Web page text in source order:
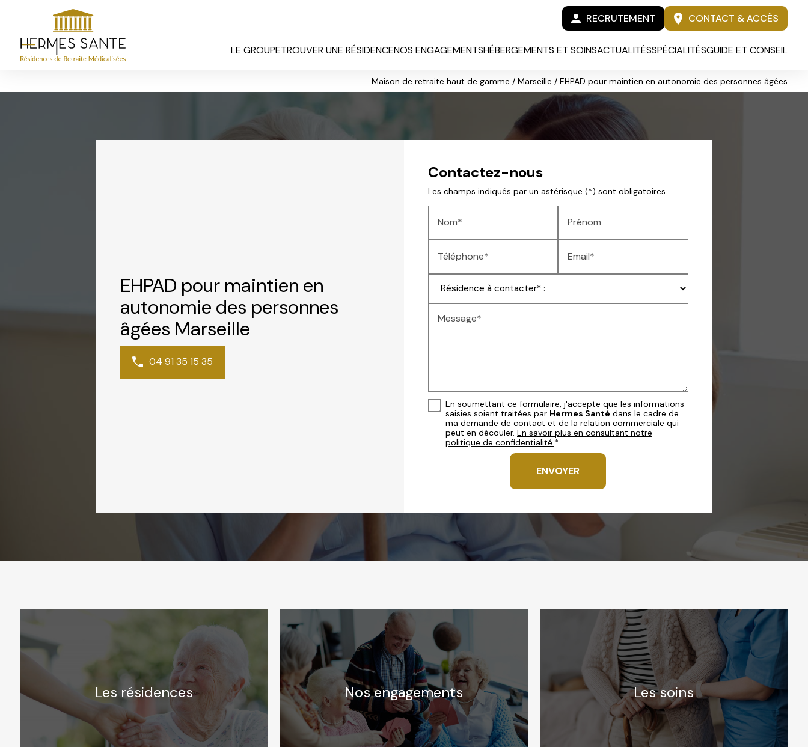
person RECRUTEMENT location_on CONTACT & ACCÈS
LE GROUPETROUVER UNE RÉSIDENCENOS ENGAGEMENTSHÉBERGEMENTS ET SOINSACTUALITÉSSPÉCIALITÉSGUIDE ET CONSEIL
Maison de retraite haut de gamme / Marseille / EHPAD pour maintien en autonomie des personnes âgées
EHPAD pour maintien en
autonomie des personnes
âgées Marseille
04 91 35 15 35
Contactez-nous
Les champs indiqués par un astérisque (*) sont obligatoires
Nom* Prénom
Téléphone* Email*
Message*
En soumettant ce formulaire, j'accepte que les informations
saisies soient traitées par Hermes Santé dans le cadre de
ma demande de contact et de la relation commerciale qui
peut en découler. En savoir plus en consultant notre
politique de confidentialité.*
Les résidences Nos engagements Les soins